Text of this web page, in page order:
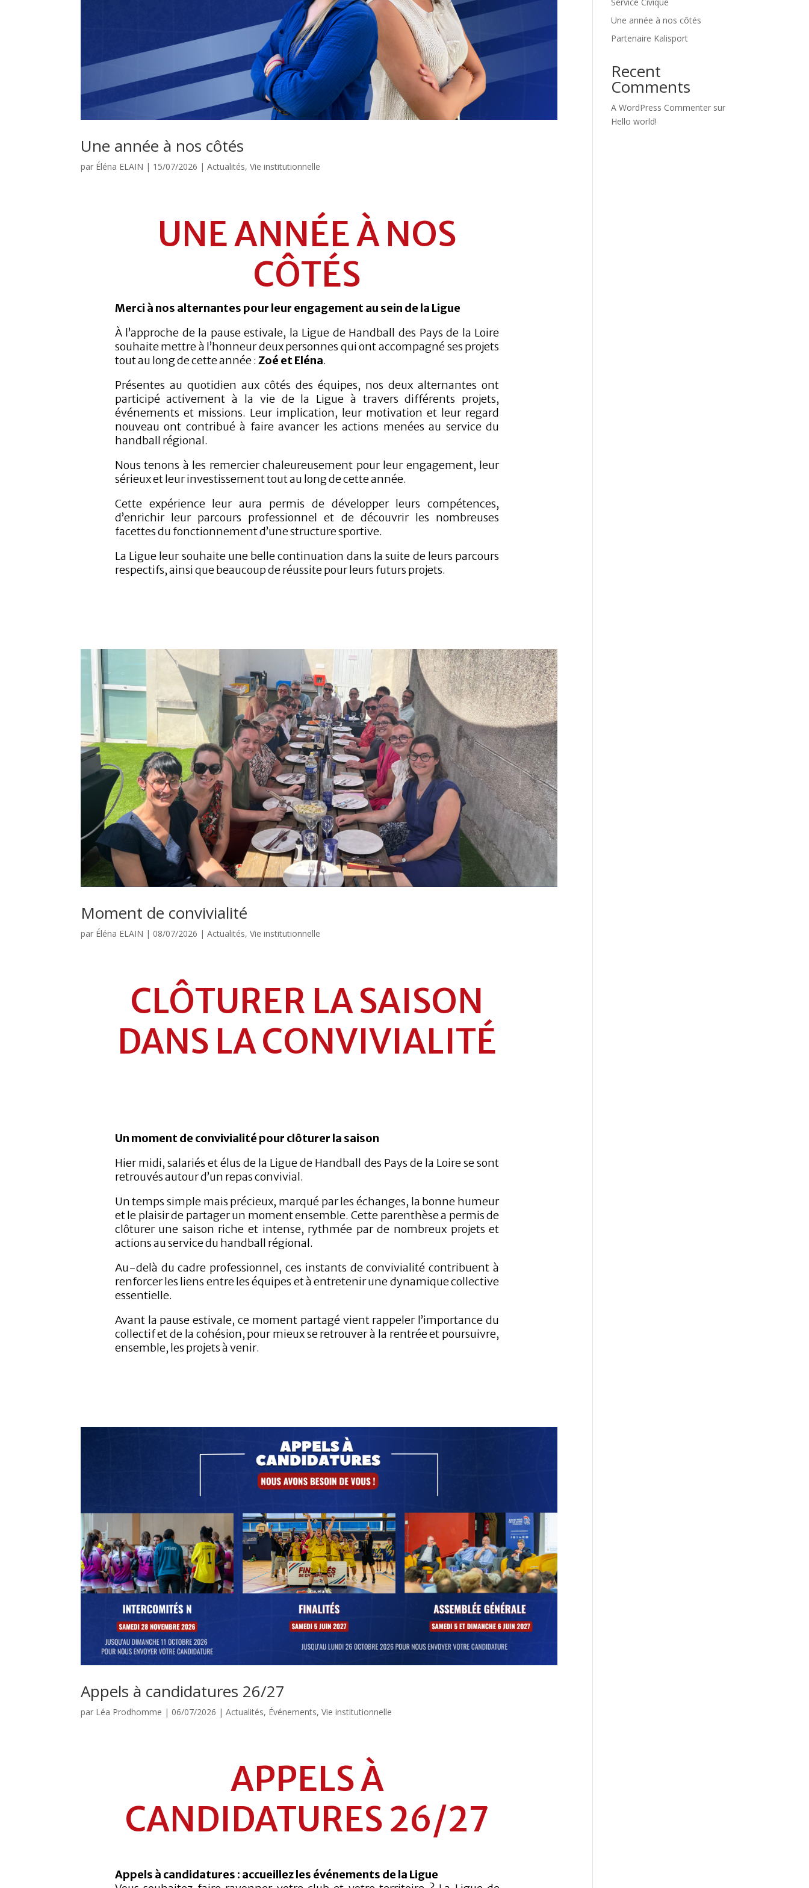
Une année à nos côtés
par Éléna ELAIN | 15/07/2026 |Actualités,Vie institutionnelle
UNE ANNÉE À NOS
CÔTÉS
Merci à nos alternantes pour leur engagement au sein de la Ligue
À l’approche de la pause estivale, la Ligue de Handball des Pays de la Loire
souhaite mettre à l’honneur deux personnes qui ont accompagné ses projets
tout au long de cette année : Zoé et Eléna.
Présentes au quotidien aux côtés des équipes, nos deux alternantes ont
participé activement à la vie de la Ligue à travers différents projets,
événements et missions. Leur implication, leur motivation et leur regard
nouveau ont contribué à faire avancer les actions menées au service du
handball régional.
Nous tenons à les remercier chaleureusement pour leur engagement, leur
sérieux et leur investissement tout au long de cette année.
Cette expérience leur aura permis de développer leurs compétences,
d’enrichir leur parcours professionnel et de découvrir les nombreuses
facettes du fonctionnement d’une structure sportive.
La Ligue leur souhaite une belle continuation dans la suite de leurs parcours
respectifs, ainsi que beaucoup de réussite pour leurs futurs projets.
Moment de convivialité
par Éléna ELAIN | 08/07/2026 |Actualités,Vie institutionnelle
CLÔTURER LA SAISON
DANS LA CONVIVIALITÉ
Un moment de convivialité pour clôturer la saison
Hier midi, salariés et élus de la Ligue de Handball des Pays de la Loire se sont
retrouvés autour d’un repas convivial.
Un temps simple mais précieux, marqué par les échanges, la bonne humeur
et le plaisir de partager un moment ensemble. Cette parenthèse a permis de
clôturer une saison riche et intense, rythmée par de nombreux projets et
actions au service du handball régional.
Au-delà du cadre professionnel, ces instants de convivialité contribuent à
renforcer les liens entre les équipes et à entretenir une dynamique collective
essentielle.
Avant la pause estivale, ce moment partagé vient rappeler l’importance du
collectif et de la cohésion, pour mieux se retrouver à la rentrée et poursuivre,
ensemble, les projets à venir.
Appels à candidatures 26/27
par Léa Prodhomme | 06/07/2026 |Actualités, Événements,Vie institutionnelle
APPELS À
CANDIDATURES 26/27
Appels à candidatures : accueillez les événements de la Ligue
Une année à nos côtés
Partenaire Kalisport
Recent
Comments
A WordPress Commenter sur
Hello world!